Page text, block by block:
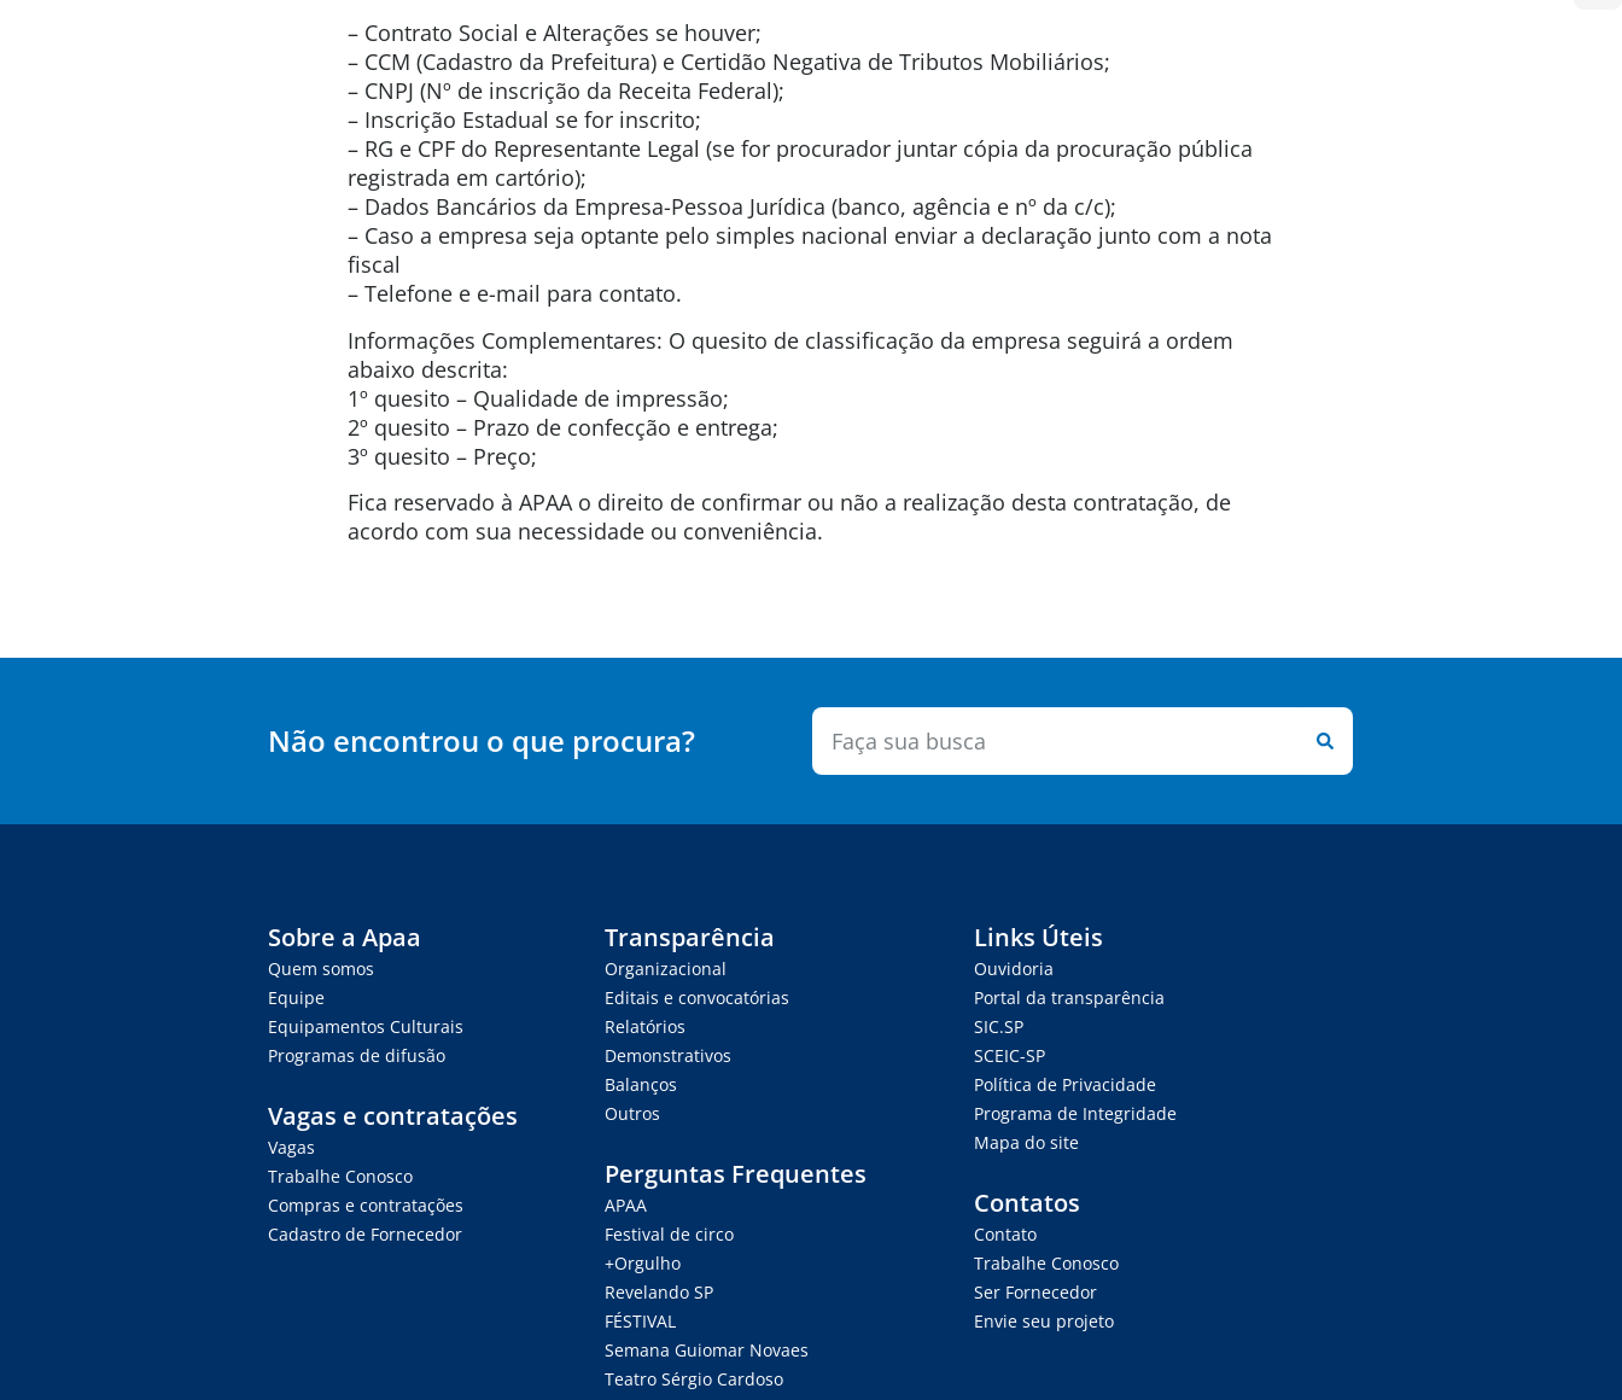
– Contrato Social e Alterações se houver;
– CCM (Cadastro da Prefeitura) e Certidão Negativa de Tributos Mobiliários;
– CNPJ (Nº de inscrição da Receita Federal);
– Inscrição Estadual se for inscrito;
– RG e CPF do Representante Legal (se for procurador juntar cópia da procuração pública
registrada em cartório);
– Dados Bancários da Empresa-Pessoa Jurídica (banco, agência e nº da c/c);
– Caso a empresa seja optante pelo simples nacional enviar a declaração junto com a nota
fiscal
– Telefone e e-mail para contato.
Informações Complementares: O quesito de classificação da empresa seguirá a ordem
abaixo descrita:
1º quesito – Qualidade de impressão;
2º quesito – Prazo de confecção e entrega;
3º quesito – Preço;
Fica reservado à APAA o direito de confirmar ou não a realização desta contratação, de
acordo com sua necessidade ou conveniência.
Não encontrou o que procura?
Sobre a Apaa
Quem somos
Equipe
Equipamentos Culturais
Programas de difusão
Vagas e contratações
Vagas
Trabalhe Conosco
Compras e contratações
Cadastro de Fornecedor
Transparência
Organizacional
Editais e convocatórias
Relatórios
Demonstrativos
Balanços
Outros
Perguntas Frequentes
APAA
Festival de circo
+Orgulho
Revelando SP
FÉSTIVAL
Semana Guiomar Novaes
Teatro Sérgio Cardoso
Links Úteis
Ouvidoria
Portal da transparência
SIC.SP
SCEIC-SP
Política de Privacidade
Programa de Integridade
Mapa do site
Contatos
Contato
Trabalhe Conosco
Ser Fornecedor
Envie seu projeto